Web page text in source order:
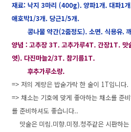
재료: 낙지 3마리 (400g). 양파1개. 대파1
애호박1/3개. 당근1/5개.
콩나물 약간(2줌정도). 소면. 식용유.
양념 : 고추장 3T. 고추가루4T. 간장1T.
엿). 다진마늘2/3T. 참기름1T.
후추가루소량.
=> 저의 계량은 밥숟가락 한 술이 1T입니다.
=> 채소는 기호에 맞게 좋아하는 채소를 준
를 준비하셔도 좋습니다..
맛술은 미림.미향.미정.청주같은 시판하는